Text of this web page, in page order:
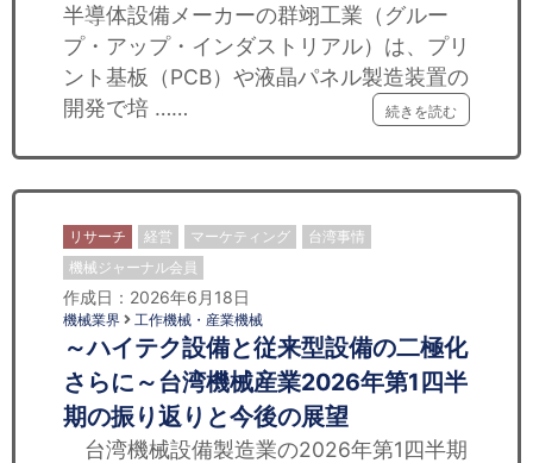
経済ニュース
労務顧問
ＩＴ
飲食店情報
半導体設備メーカーの群翊工業（グルー
プ・アップ・インダストリアル）は、プリ
ント基板（PCB）や液晶パネル製造装置の
開発で培 ……
続きを読む
リサーチ 経営 マーケティング
台湾事情
機械ジャーナル会員
作成日：2026年6月18日
機械業界 工作機械・産業機械
～ハイテク設備と従来型設備の二極化
さらに～台湾機械産業2026年第1四半
期の振り返りと今後の展望
台湾機械設備製造業の2026年第1四半期